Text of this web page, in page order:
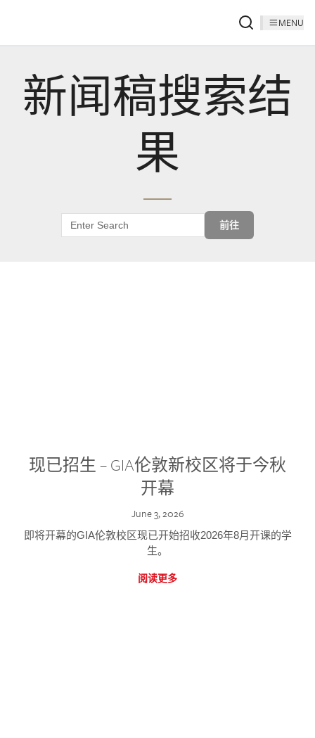
MENU
新闻稿搜索结
果
前往
现已招生 – GIA伦敦新校区将于今秋
开幕
June 3, 2026
即将开幕的GIA伦敦校区现已开始招收2026年8月开课的学
生。
阅读更多